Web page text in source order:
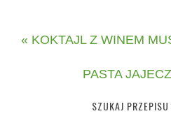
« KOKTAJL Z WINEM
PASTA
SZUKAJ